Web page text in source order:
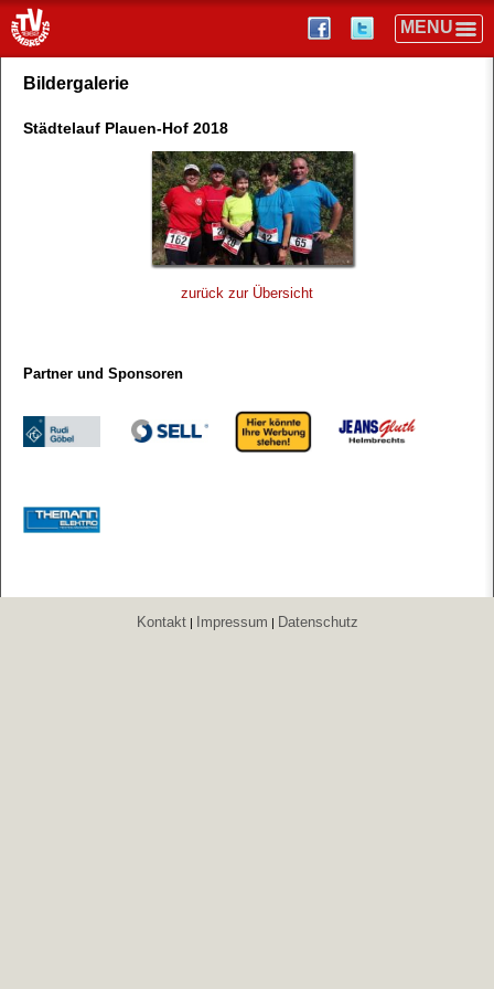
Bildergalerie
Städtelauf Plauen-Hof 2018
zurück zur Übersicht
Partner und Sponsoren
Kontakt| Impressum | Datenschutz